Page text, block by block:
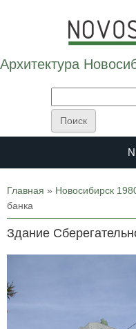
Архитектура
Вы здесь
Главная » Новосибирск
банка
Здание